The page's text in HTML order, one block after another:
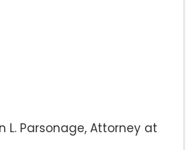
L. Parsonage, Attorney at